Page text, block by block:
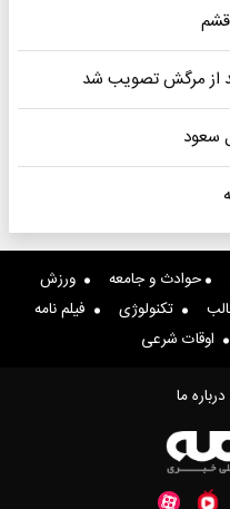
از مرگش تصویب شد
سعود
حوادث و جامعه
ورزش
تکنولوژی
فیلم نامه
اوقات شرعی
درباره ما